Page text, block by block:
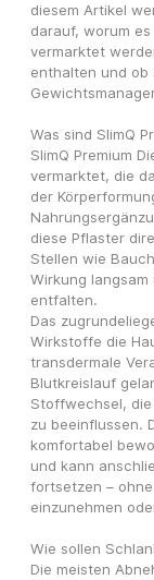
diesem Artikel
darauf, worum
vermarktet
enthalten und ob
Was sind SlimQ
SlimQ Premium
vermarktet, die
der
diese Pflaster
Stellen wie
Wirkung
entfalten.
Das
Wirkstoffe die
transdermale
Blutkreislauf
Stoffwechsel,
zu beeinflussen.
komfortabel
und kann
fortsetzen –
einzunehmen
Wie sollen
Die meisten